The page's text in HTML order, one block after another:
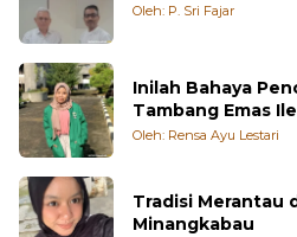
Oleh: P. Sri Fajar
Inilah Bahaya
Tambang Emas
Oleh: Rensa Ayu Lestari
Tradisi Merantau
Minangkabau